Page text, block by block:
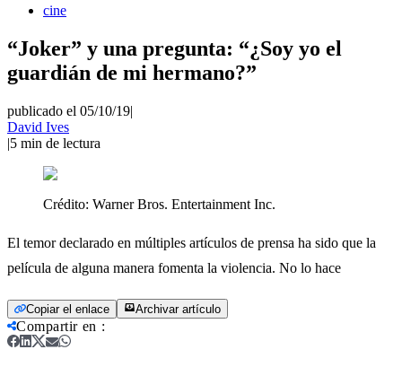
cine
“Joker” y una pregunta: “¿Soy yo el
guardián de mi hermano?”
publicado el 05/10/19|
David Ives
|5 min de lectura
Crédito: Warner Bros. Entertainment Inc.
El temor declarado en múltiples artículos de prensa ha sido que la
película de alguna manera fomenta la violencia. No lo hace
Copiar el enlace Archivar artículo
Compartir en :